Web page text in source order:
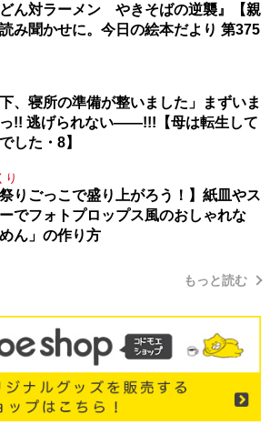
どん対ラーメン やきそばの逆襲』【親
み聞かせに。今日の絵本だより 第375
下、寝所の準備が整いました」まずいま
!! 逃げられない――!!!【母は転生して
した・8】
り
祭りごっこで盛り上がろう！】紙皿やス
ーでフォトプロップス風のおしゃれな
めん」の作り方
もっと読む